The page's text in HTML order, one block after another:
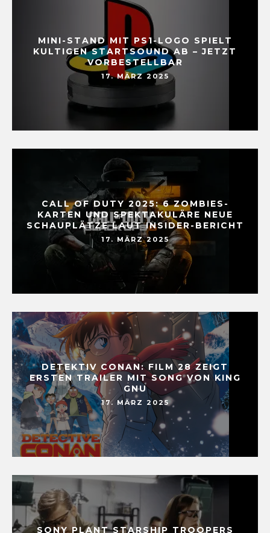
MINI-STAND MIT PS1-LOGO SPIELT
KULTIGEN STARTSOUND AB – JETZT
VORBESTELLBAR
17. MÄRZ 2025
CALL OF DUTY 2025: 6 ZOMBIES-
KARTEN UND SPEKTAKULÄRE NEUE
SCHAUPLÄTZE LAUT INSIDER-BERICHT
17. MÄRZ 2025
DETEKTIV CONAN: FILM 28 ZEIGT
ERSTEN TRAILER MIT SONG VON KING
GNU
17. MÄRZ 2025
SONY PLANT STARSHIP TROOPERS